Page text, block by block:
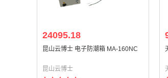
24095.18
昆山云博士 电子防潮箱 MA-160NC
昆山云博士